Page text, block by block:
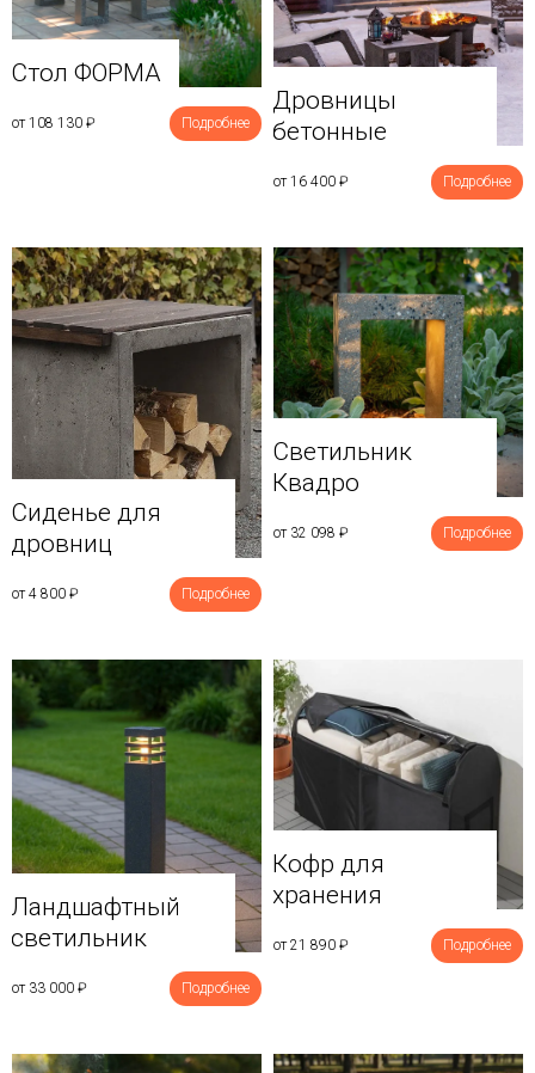
Стол ФОРМА
от 108 130 ₽ Подробнее
Дровницы
бетонные
от 16 400 ₽ Подробнее
Сиденье для
дровниц
от 4 800 ₽ Подробнее
Светильник
Квадро
от 32 098 ₽ Подробнее
Ландшафтный
светильник
от 33 000 ₽ Подробнее
Кофр для
хранения
от 21 890 ₽ Подробнее